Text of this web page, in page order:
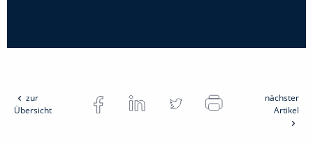
zur
Übersicht
nächster
Artikel